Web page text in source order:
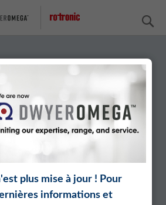
PLUS MISE A
plus mise à jour ! Pour
informations et